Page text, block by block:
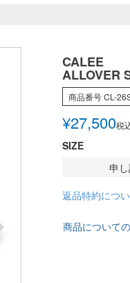
CALEE
ALLOVER
商品番号CL-
¥27,500税
SIZE
申
返品特約につ
商品について